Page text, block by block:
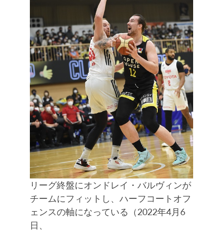
リーグ終盤にオンドレイ・バルヴィンが
チームにフィットし、ハーフコートオフ
ェンスの軸になっている（2022年4月6
日、